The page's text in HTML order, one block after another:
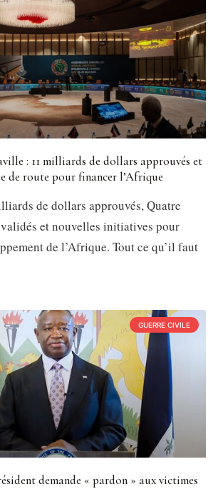
: 11 milliards de dollars approuvés et
de route pour financer l’Afrique
de dollars approuvés, Quatre
et nouvelles initiatives pour
de l’Afrique. Tout ce qu’il faut
GUERRE CIVILE
demande « pardon » aux victimes